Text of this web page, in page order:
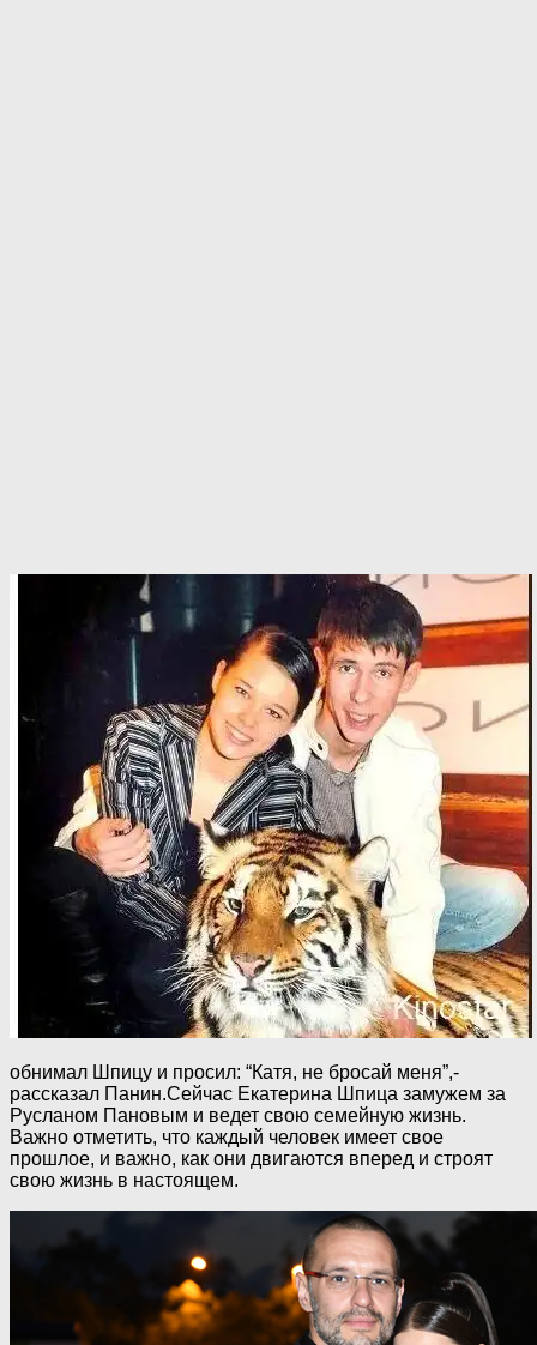
обнимал Шпицу и просил: “Катя, не бросай меня”,-
рассказал Панин.Сейчас Екатерина Шпица замужем за
Русланом Пановым и ведет свою семейную жизнь.
Важно отметить, что каждый человек имеет свое
прошлое, и важно, как они двигаются вперед и строят
свою жизнь в настоящем.